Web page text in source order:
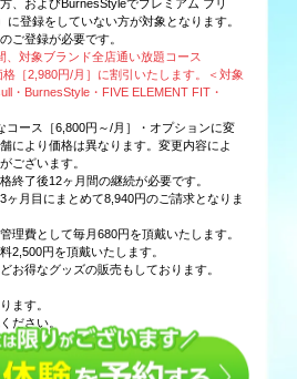
、およびBurnesStyleでプレミアム フリ
に登録をしていない方が対象となります。
ご登録が必要です。
対象ブランド全店通い放題コース
格［2,980円/月］に割引いたします。＜対象
・BurnesStyle・FIVE ELEMENT FIT・
ース［6,800円～/月］・オプションに変
により価格は異なります。変更内容によ
ございます。
終了後12ヶ月間の継続が必要です。
月目にまとめて8,940円のご請求となりま
理費として毎月680円を頂戴いたします。
2,500円を頂戴いたします。
お得なグッズの販売もしております。
ます。
ださい。